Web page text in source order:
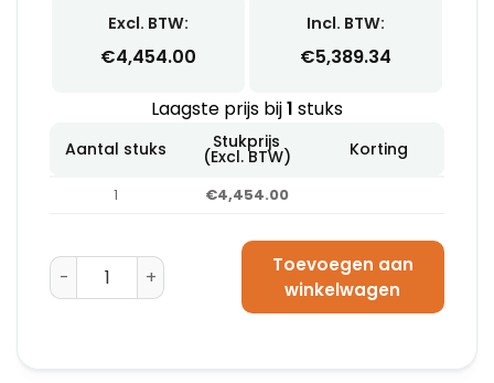
Excl. BTW:
€4,454.00
Incl. BTW:
€5,389.34
Laagste prijs bij1 stuks
Aantal stuks Stukprijs
(Excl. BTW) Korting
1 €4,454.00
Pallet Strapper Omsnoeringsmachine aantal
Toevoegen aan
winkelwagen